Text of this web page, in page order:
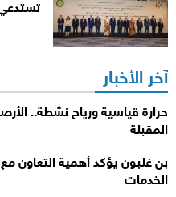
تستدعي
آخر الأخبار
حرارة قياسية ورياح نشطة..
المقبلة
بن غلبون يؤكد أهمية التعاون
الخدمات